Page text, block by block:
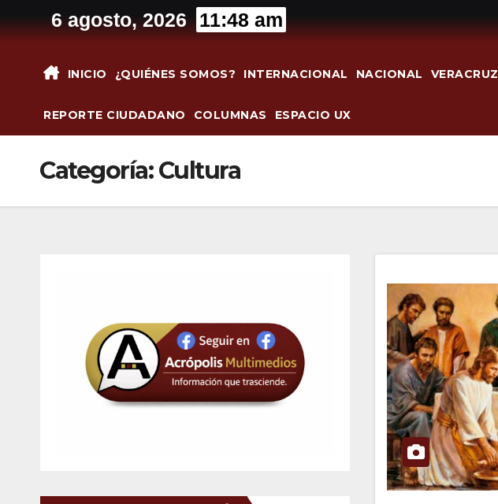
al
6 agosto, 2026 11:48 am
INICIO ¿QUIÉNES SOMOS? INTERNACIONAL NACIONAL VERACRUZ
REPORTE CIUDADANO COLUMNAS ESPACIO UX
Categoría:Cultura